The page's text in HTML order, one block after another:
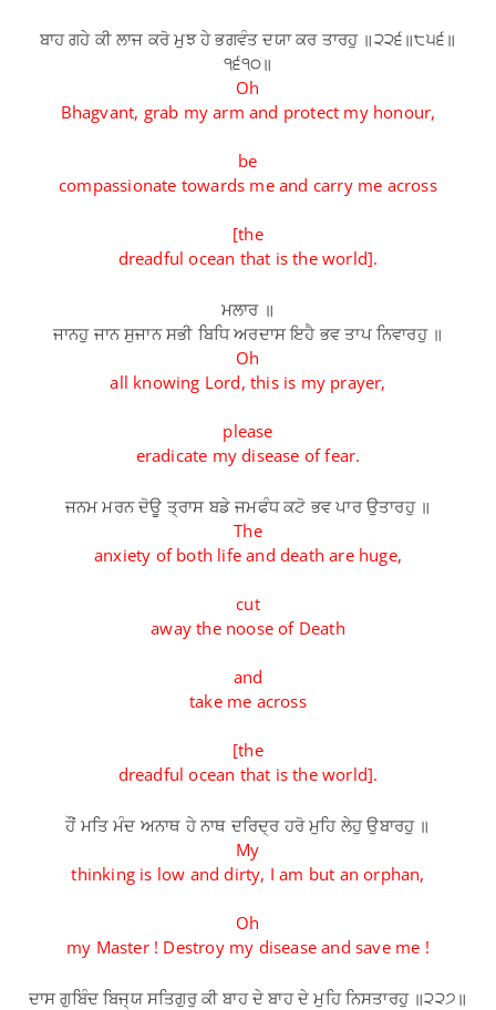
ਬਾਹ ਗਹੇ ਕੀ ਲਾਜ ਕਰੋ ਮੁਝ ਹੇ ਭਗਵੰਤ ਦਯਾ ਕਰ ਤਾਰਹੁ ॥੨੨੬॥੮੫੬॥
੧੬੧੦॥
Oh
Bhagvant, grab my arm and protect my honour,
be
compassionate towards me and carry me across
[the
dreadful ocean that is the world].
ਮਲਾਰ ॥
ਜਾਨਹੁ ਜਾਨ ਸੁਜਾਨ ਸਭੀ ਬਿਧਿ ਅਰਦਾਸ ਇਹੈ ਭਵ ਤਾਪ ਨਿਵਾਰਹੁ ॥
Oh
all knowing Lord, this is my prayer,
please
eradicate my disease of fear.
ਜਨਮ ਮਰਨ ਦੋਊ ਤ੍ਰਾਸ ਬਡੇ ਜਮਫੰਧ ਕਟੋ ਭਵ ਪਾਰ ਉਤਾਰਹੁ ॥
The
anxiety of both life and death are huge,
cut
away the noose of Death
and
take me across
[the
dreadful ocean that is the world].
ਹੌਂ ਮਤਿ ਮੰਦ ਅਨਾਥ ਹੇ ਨਾਥ ਦਰਿਦ੍ਰ ਹਰੋ ਮੁਹਿ ਲੇਹੁ ਉਬਾਰਹੁ ॥
My
thinking is low and dirty, I am but an orphan,
Oh
my Master ! Destroy my disease and save me !
ਦਾਸ ਗੁਬਿੰਦ ਬਿਜ੍ਯ ਸਤਿਗੁਰੁ ਕੀ ਬਾਹ ਦੇ ਬਾਹ ਦੇ ਮੁਹਿ ਨਿਸਤਾਰਹੁ ॥੨੨੭॥